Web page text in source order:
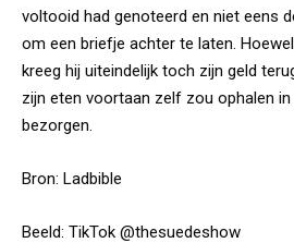
voltooid had genoteerd en niet eens
om een briefje achter te laten.
kreeg hij uiteindelijk toch zijn geld
zijn eten voortaan zelf zou ophalen
bezorgen.
Bron: Ladbible
Beeld: TikTok @thesuedeshow